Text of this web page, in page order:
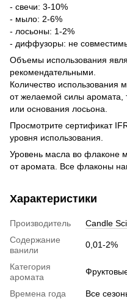
- свечи: 3-10%
- мыло: 2-6%
- лосьоны: 1-2%
- диффузоры: не
Объемы использования
рекомендательными.
Количество использования
от желаемой силы аромата,
или основания лосьона.
Просмотрите сертификат
уровня использования.
Уровень масла во флаконе
от аромата. Все флаконы
Характеристики
Производитель
Candle
Содержание
ванили
0,01-2%
Категория
аромата
Времена года
Все